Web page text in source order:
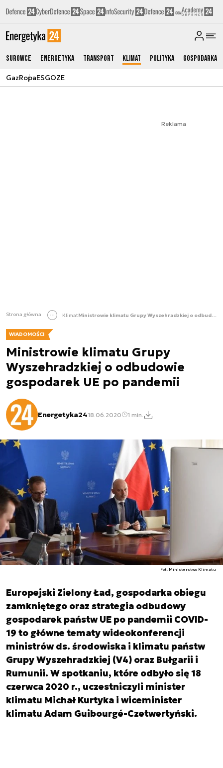
Surowce Energetyka Transport Klimat Polityka Gospodarka
GazRopaESGOZE
Reklama
Strona główna Klimat Ministrowie klimatu Grupy Wyszehradzkiej o odbudowie gospodarek UE po pandemii
WIADOMOŚCI
Ministrowie klimatu Grupy
Wyszehradzkiej o odbudowie
gospodarek UE po pandemii
Energetyka2418.06.2020 1 min.
Fot. Ministerstwo Klimatu
Europejski Zielony Ład, gospodarka obiegu
zamkniętego oraz strategia odbudowy
gospodarek państw UE po pandemii COVID-
19 to główne tematy wideokonferencji
ministrów ds. środowiska i klimatu państw
Grupy Wyszehradzkiej (V4) oraz Bułgarii i
Rumunii. W spotkaniu, które odbyło się 18
czerwca 2020 r., uczestniczyli minister
klimatu Michał Kurtyka i wiceminister
klimatu Adam Guibourgé-Czetwertyński.